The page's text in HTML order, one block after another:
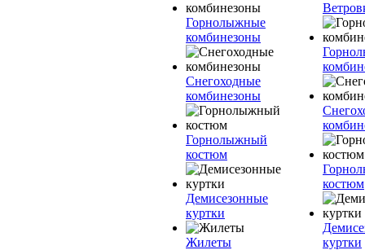
Горнолыжные
комбинезоны
Снегоходные
комбинезоны
Горнолыжный
костюм
Демисезонные
куртки
Жилеты
костюм
куртки